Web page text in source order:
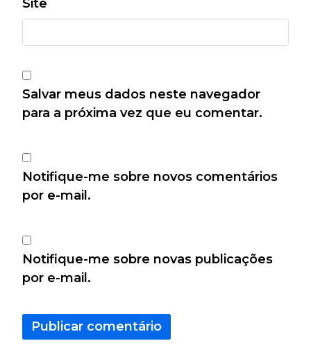
Site
Salvar meus dados neste navegador
para a próxima vez que eu comentar.
Notifique-me sobre novos comentários
por e-mail.
Notifique-me sobre novas publicações
por e-mail.